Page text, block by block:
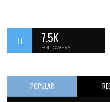
7.5K
FOLLOWERS
POPULAR